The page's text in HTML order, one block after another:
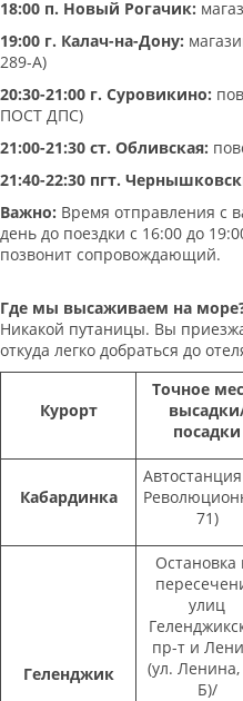
18:00 п. Новый Рогачик:
19:00 г. Калач-на-Дону:
289-А)
20:30-21:00 г. Суровикино:
ПОСТ ДПС)
21:00-21:30 ст. Обливская:
21:40-22:30 пгт.
Важно: Время отправления с
день до поездки с 16:00 до
позвонит сопровождающий.
Где мы высаживаем на
Никакой путаницы. Вы
откуда легко добраться до
Курорт
Точное
посадки
Кабардинка
71)
Геленджик
Остановка
улиц
пр-т и
(ул. Ленина,
Б)/